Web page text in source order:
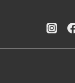
page